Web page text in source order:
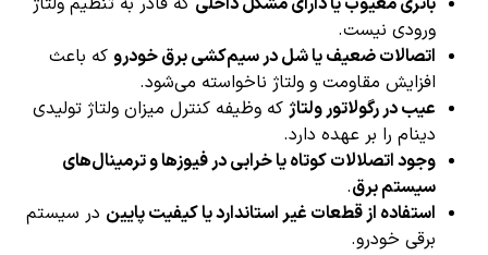
ورودی نیست.
اتصالات ضعیف یا شل در سیم‌کشی برق خودرو که باعث
افزایش مقاومت و ولتاژ ناخواسته می‌شود.
عیب در رگولاتور ولتاژ که وظیفه کنترل میزان ولتاژ تولیدی
دینام را بر عهده دارد.
وجود اتصلالات کوتاه یا خرابی در فیوزها و ترمینال‌های
سیستم برق.
استفاده از قطعات غیر استاندارد یا کیفیت پایین در سیستم
برقی خودرو.